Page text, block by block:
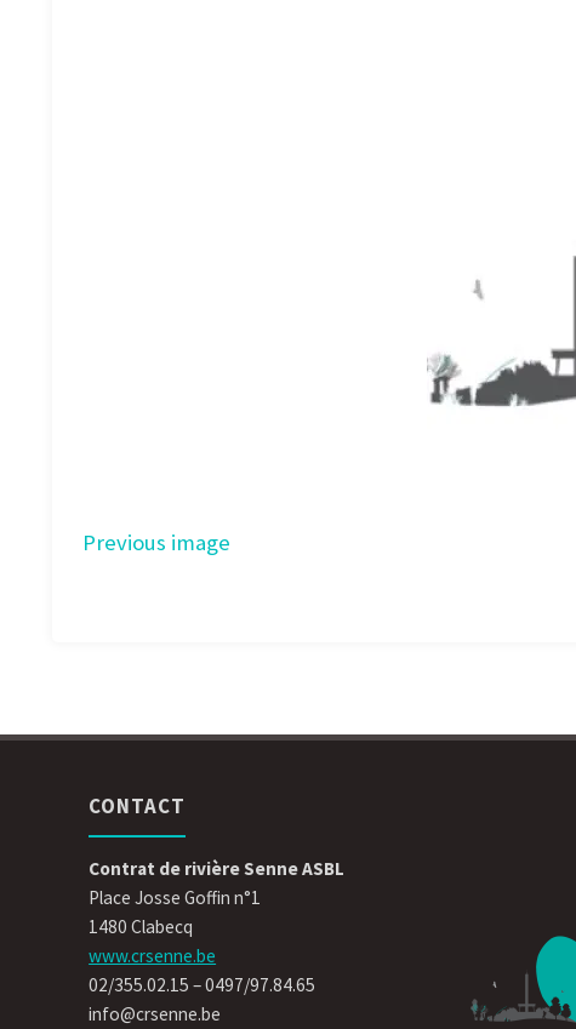
Previous image
CONTACT
Contrat de rivière Senne ASBL
Place Josse Goffin n°1
1480 Clabecq
www.crsenne.be
02/355.02.15 – 0497/97.84.65
info@crsenne.be